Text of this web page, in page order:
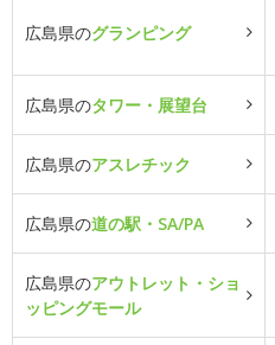
広島県のグランピング
広島県のタワー・展望台
広島県のアスレチック
広島県の道の駅・SA/PA
広島県のアウトレット・ショ
ッピングモール